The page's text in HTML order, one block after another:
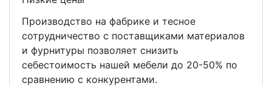
Производство на фабрике и тесное
сотрудничество с поставщиками материалов
и фурнитуры позволяет снизить
себестоимость нашей мебели до 20-50% по
сравнению с конкурентами.